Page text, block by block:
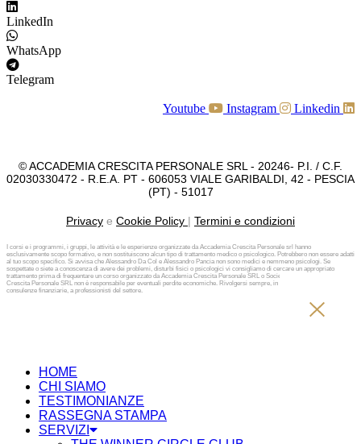
LinkedIn
WhatsApp
Telegram
Youtube Instagram Linkedin
© ACCADEMIA CRESCITA PERSONALE SRL - 20246- P.I. / C.F.
02030330472 - R.E.A. PT - 606053 VIALE GARIBALDI, 42 - PESCIA
(PT) - 51017
Privacy e Cookie Policy | Termini e condizioni
I corsi e i programmi, i gruppi, le attività e le esperienze organizzate da Accademia Crescita Personale srl hanno
esclusivamente scopo formativo, e non sostituiscono alcun tipo di trattamento medico o psicologico. Potrebbero non essere adatti
al tuo scopo specifico. Si avvisa che Alessandro Da Col e Alessandro Pancia non sono medici e nemmeno psicologi. Se
sospettate o siete a conoscenza di avere dei problemi, disturbi fisici o psicologici vi consigliamo di cercare un appropriato
trattamento prima di frequentare un corso organizzato da Accademia Crescita Personale SRL o Società diversa. Accademia
Crescita Personale SRL non è responsabile per eventuali perdite economiche. Rivolgersi sempre, in caso di investimenti e
consulenze finanziarie, a professionisti del settore.
HOME
CHI SIAMO
TESTIMONIANZE
RASSEGNA STAMPA
SERVIZI